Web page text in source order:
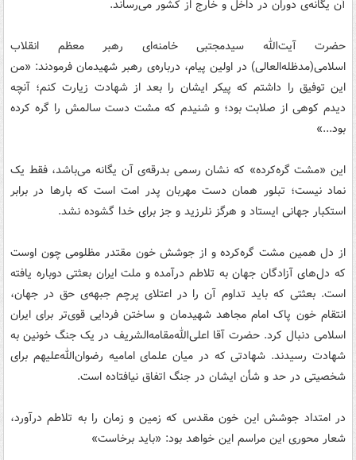
آن یگانه‌ی دوران در داخل و خارج از کشور می‌رساند.
حضرت آیت‌الله سیدمجتبی خامنه‌ای رهبر معظم‌ انقلاب
اسلامی(مدظله‌العالی) در اولین پیام، درباره‌ی رهبر شهیدمان فرمودند: «من
این توفیق را داشتم که پیکر ایشان را بعد از شهادت زیارت کنم؛ آنچه
دیدم کوهی از صلابت بود؛ و شنیدم که مشت دست سالمش را گره کرده
بود...»
این «مشت گره‌کرده» که نشان رسمی بدرقه‌ی آن یگانه می‌باشد، فقط یک
نماد نیست؛ تبلور همان دست مهربان پدر امت است که بارها در برابر
استکبار جهانی ایستاد و هرگز نلرزید و جز برای خدا گشوده نشد.
از دل همین مشت گره‌کرده و از جوشش خون مقتدر مظلومی چون اوست
که دل‌های آزادگان جهان به تلاطم درآمده و ملت ایران بعثتی دوباره یافته
‌است. بعثتی که باید تداوم آن را در اعتلای پرچم جبهه‌ی حق در جهان،
انتقام خون پاک امام مجاهد شهیدمان و ساختن فردایی قوی‌تر برای ایران
اسلامی دنبال کرد. حضرت آقا اعلی‌الله‌مقامه‌الشریف در یک جنگ خونین به
شهادت رسیدند. شهادتی که در میان علمای امامیه رضوان‌الله‌علیهم برای
شخصیتی در حد و شأن ایشان در جنگ اتفاق نیافتاده است.
در امتداد جوشش این خون مقدس که زمین و زمان را به تلاطم درآورد،
شعار محوری این مراسم این خواهد بود: «باید برخاست»